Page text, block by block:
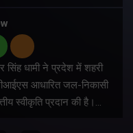
धामी ने प्रदेश में शहरी
आधारित जल-निकासी
स्वीकृति प्रदान की है।…